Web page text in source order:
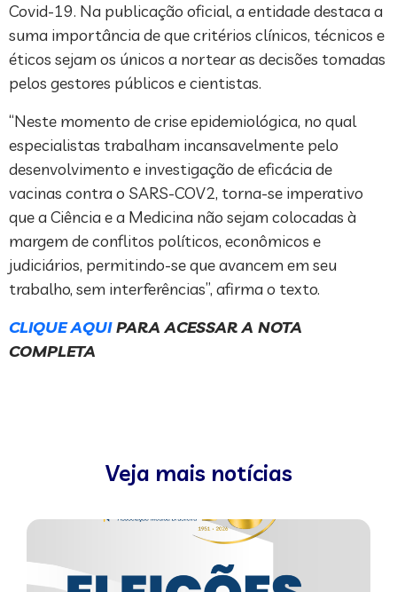
Covid-19. Na publicação oficial, a entidade destaca a
suma importância de que critérios clínicos, técnicos e
éticos sejam os únicos a nortear as decisões tomadas
pelos gestores públicos e cientistas.
“Neste momento de crise epidemiológica, no qual
especialistas trabalham incansavelmente pelo
desenvolvimento e investigação de eficácia de
vacinas contra o SARS-COV2, torna-se imperativo
que a Ciência e a Medicina não sejam colocadas à
margem de conflitos políticos, econômicos e
judiciários, permitindo-se que avancem em seu
trabalho, sem interferências”, afirma o texto.
CLIQUE AQUIPARA ACESSAR A NOTA
COMPLETA
Veja mais notícias